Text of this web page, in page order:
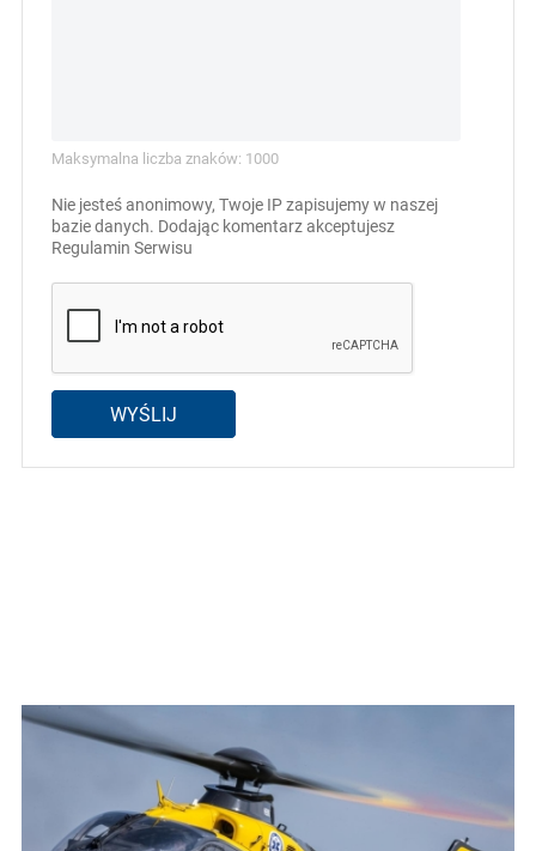
Maksymalna liczba znaków: 1000
Nie jesteś anonimowy, Twoje IP zapisujemy w naszej
bazie danych. Dodając komentarz akceptujesz
Regulamin Serwisu
WYŚLIJ